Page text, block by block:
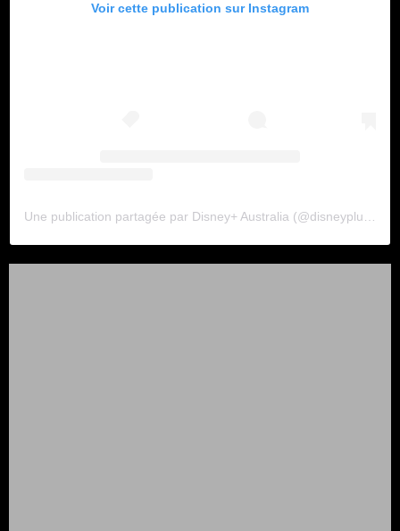
Voir cette publication sur Instagram
Une publication partagée par Disney+ Australia (@disneyplusau)